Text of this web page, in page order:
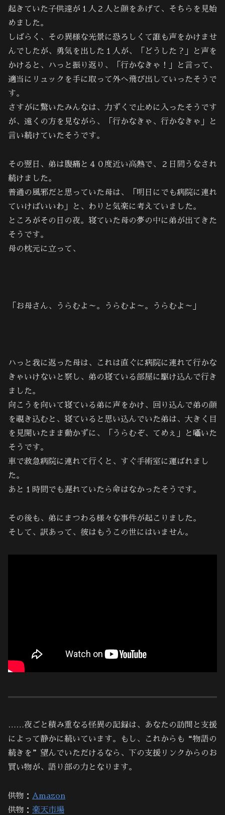
起きていた子供達が１人２人と顔をあげて、そちらを見始
めました。
しばらく、その異様な光景に恐ろしくて誰も声をかけませ
んでしたが、勇気を出した１人が、「どうした？」と声を
かけると、ハっと振り返り、「行かなきゃ！」と言って、
適当にリュックを手に取って外へ飛び出していったそうで
す。
さすがに驚いたみんなは、力ずくで止めに入ったそうです
が、遠くの方を見ながら、「行かなきゃ、行かなきゃ」と
言い続けていたそうです。
その翌日、弟は腹痛と４０度近い高熱で、２日間うなされ
続けました。
普通の風邪だと思っていた母は、「明日にでも病院に連れ
ていけばいいわ」と、わりと気楽に考えていました。
ところがその日の夜。寝ていた母の夢の中に弟が出てきた
そうです。
母の枕元に立って、
「お母さん、うらむよ～。うらむよ～。うらむよ～」
ハっと我に返った母は、これは直ぐに病院に連れて行かな
きゃいけないと察し、弟の寝ている部屋に駆け込んで行き
ました。
向こうを向いて寝ている弟に声をかけ、回り込んで弟の顔
を覗き込むと、寝ていると思い込んでいた弟は、大きく目
を見開いたまま動かずに、「うらむぞ、てめぇ」と囁いた
そうです。
車で救急病院に連れて行くと、すぐ手術室に運ばれまし
た。
あと１時間でも遅れていたら命はなかったそうです。
その後も、弟にまつわる様々な事件が起こりました。
そして、訳あって、彼はもうこの世にはいません。
……夜ごと積み重なる怪異の記録は、あなたの訪問と支援
によって静かに続いています。もし、これからも“物語の
続きを”望んでいただけるなら、下の支援リンクからのお
買い物が、語り部の力となります。
供物： Amazon
供物： 楽天市場